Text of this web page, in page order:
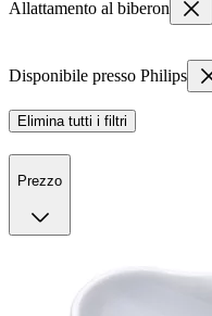
Allattamento al biberon
Disponibile presso Philips
Elimina tutti i filtri
Prezzo